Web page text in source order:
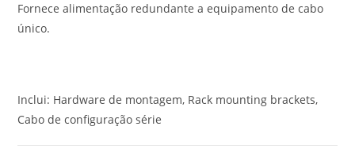
Fornece alimentação redundante a equipamento de cabo
único.
Inclui: Hardware de montagem, Rack mounting brackets,
Cabo de configuração série